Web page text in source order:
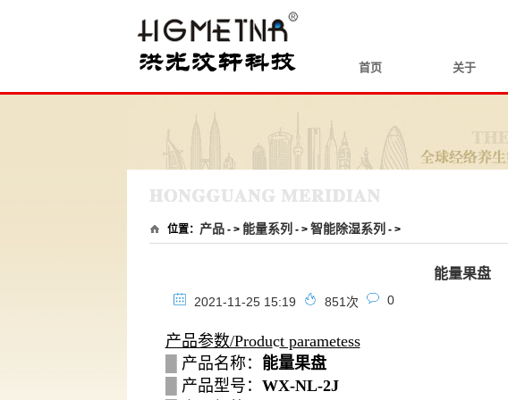
首页 关于
位置： 产品 - > 能量系列 - > 智能除湿系列 - >
能量果盘
2021-11-25 15:19 851 次 0
产品参数/Product parametess
产品名称： 能量果盘
产品型号： WX-NL-2J